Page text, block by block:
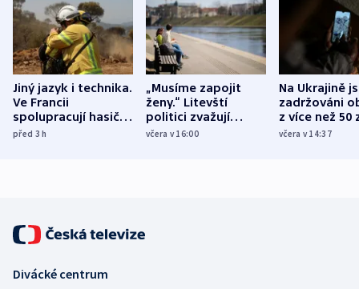
Jiný jazyk i technika.
Ve Francii
spolupracují hasiči z
různých zemí
před 3h
„Musíme zapojit
ženy.“ Litevští
politici zvažují
dohodu o
včera v 16:00
Na Ukrajině
zadržováni
z více než 50
Bojovali na
včera v 14:37
Divácké centrum